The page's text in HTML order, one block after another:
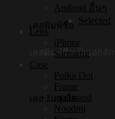
เคสพิมพ์ชื่อ
เคสพิมพ์ชื่อเป็นเอกลั
เคสซัมซุงใส
Android อื่นๆ
Selected
Lens
iPhone
Samsung
Case
Polka Dot
Frame
mofusand
Noodmi